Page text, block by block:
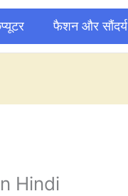
फैशन और सौंदर्य
Hindi